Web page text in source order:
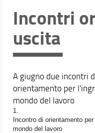
Orario e calendari
Incontri
uscita
A giugno due incontri
orientamento per
mondo del lavoro
1.
Incontro di orientamento
mondo del lavoro